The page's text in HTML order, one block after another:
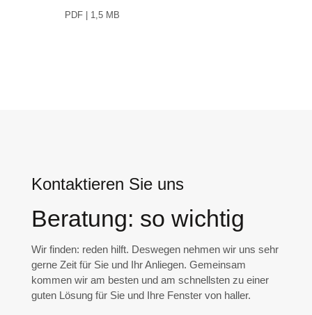
PDF | 1,5 MB
Kontaktieren Sie uns
Beratung: so wichtig
Wir finden: reden hilft. Deswegen nehmen wir uns sehr
gerne Zeit für Sie und Ihr Anliegen. Gemeinsam
kommen wir am besten und am schnellsten zu einer
guten Lösung für Sie und Ihre Fenster von haller.